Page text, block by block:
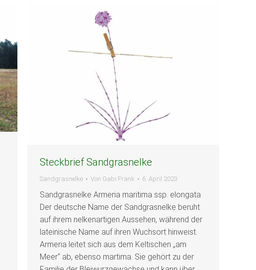
Steckbrief Sandgrasnelke
Sandgrasnelke Von Gabi Frank 6. April 2023
Sandgrasnelke Armeria maritima ssp. elongata
Der deutsche Name der Sandgrasnelke beruht
auf ihrem nelkenartigen Aussehen, während der
lateinische Name auf ihren Wuchsort hinweist.
Armeria leitet sich aus dem Keltischen „am
Meer“ ab, ebenso martima. Sie gehört zu der